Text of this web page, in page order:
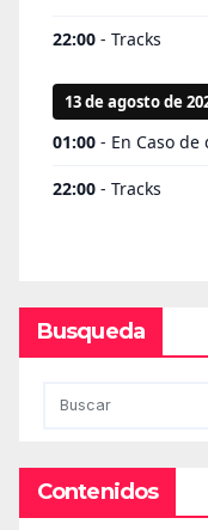
Busqueda
Contenidos